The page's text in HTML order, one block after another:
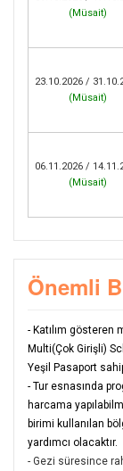
(Müsait)
23.10.2026 /
(Müsait)
06.11.2026 /
(Müsait)
Önemli
- Katılım
Multi(Çok Girişli)
Yeşil Pasaport
- Tur esnasında
harcama
birimi kullanılan
yardımcı olacaktır.
- Gezi süresince